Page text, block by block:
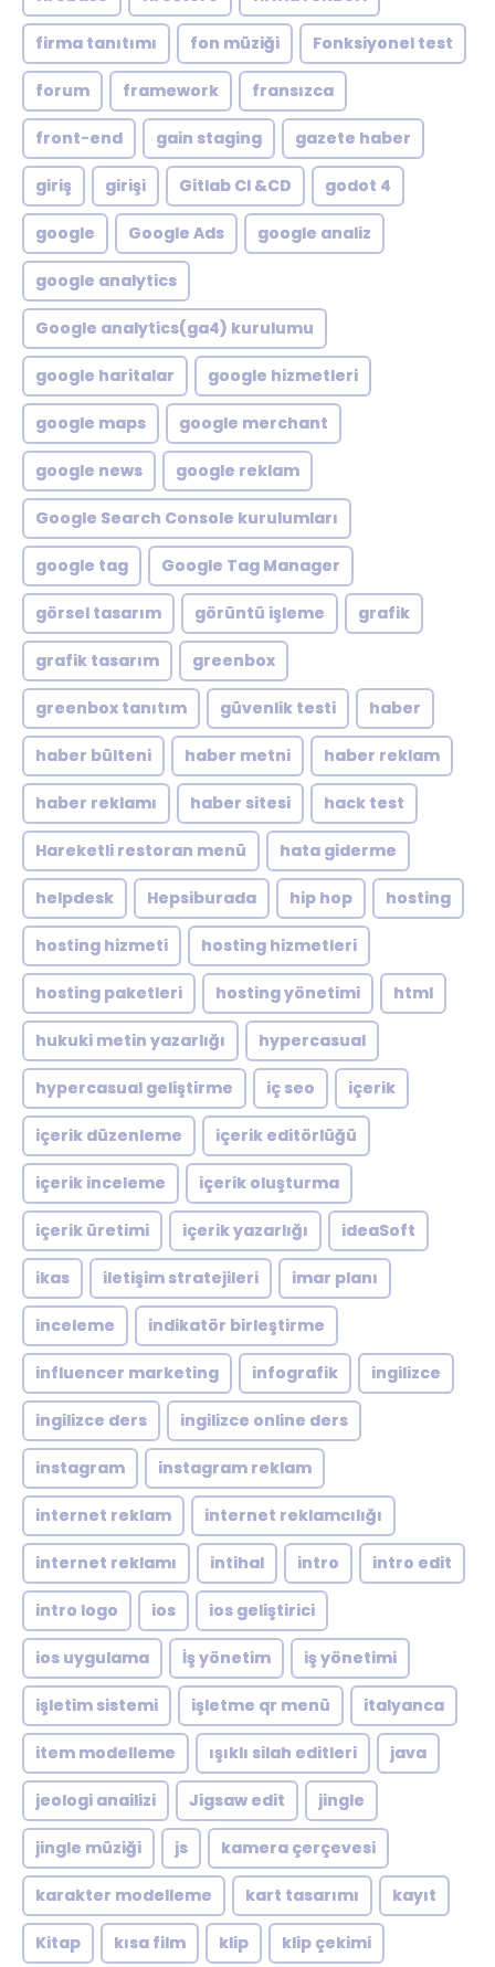
firma tanıtımı fon müziği Fonksiyonel test
forum framework fransızca
front-end gain staging gazete haber
giriş girişi Gitlab CI &CD godot 4
google Google Ads google analiz
google analytics
Google analytics(ga4) kurulumu
google haritalar google hizmetleri
google maps google merchant
google news google reklam
Google Search Console kurulumları
google tag Google Tag Manager
görsel tasarım görüntü işleme grafik
grafik tasarım greenbox
greenbox tanıtım güvenlik testi haber
haber bülteni haber metni haber reklam
haber reklamı haber sitesi hack test
Hareketli restoran menü hata giderme
helpdesk Hepsiburada hip hop hosting
hosting hizmeti hosting hizmetleri
hosting paketleri hosting yönetimi html
hukuki metin yazarlığı hypercasual
hypercasual geliştirme iç seo içerik
içerik düzenleme içerik editörlüğü
içerik inceleme içerik oluşturma
içerik üretimi içerik yazarlığı ideaSoft
ikas iletişim stratejileri imar planı
inceleme indikatör birleştirme
influencer marketing infografik ingilizce
ingilizce ders ingilizce online ders
instagram instagram reklam
internet reklam internet reklamcılığı
internet reklamı intihal intro intro edit
intro logo ios ios geliştirici
ios uygulama İş yönetim iş yönetimi
işletim sistemi işletme qr menü italyanca
item modelleme ışıklı silah editleri java
jeologi anailizi Jigsaw edit jingle
jingle müziği js kamera çerçevesi
karakter modelleme kart tasarımı kayıt
Kitap kısa film klip klip çekimi